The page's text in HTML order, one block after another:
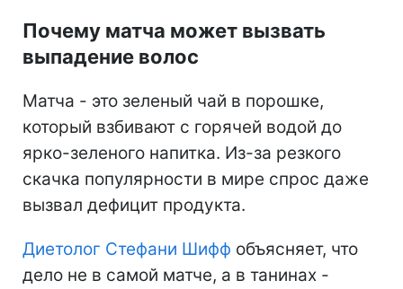
Почему матча может вызвать
выпадение волос
Матча - это зеленый чай в порошке,
который взбивают с горячей водой до
ярко-зеленого напитка. Из-за резкого
скачка популярности в мире спрос даже
вызвал дефицит продукта.
Диетолог Стефани Шифф объясняет, что
дело не в самой матче, а в танинах -